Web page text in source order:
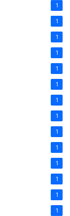
1
1
1
1
1
1
1
1
1
1
1
1
1
1